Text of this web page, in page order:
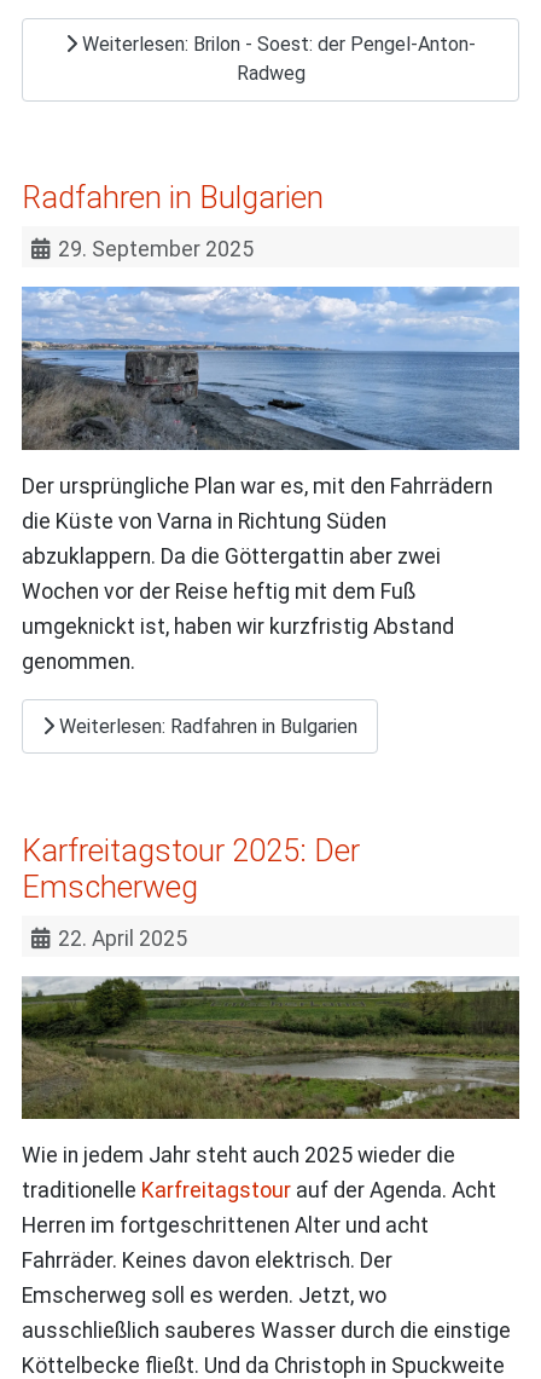
Weiterlesen: Brilon - Soest: der Pengel-Anton-
Radweg
Radfahren in Bulgarien
29. September 2025
Der ursprüngliche Plan war es, mit den Fahrrädern
die Küste von Varna in Richtung Süden
abzuklappern. Da die Göttergattin aber zwei
Wochen vor der Reise heftig mit dem Fuß
umgeknickt ist, haben wir kurzfristig Abstand
genommen.
Weiterlesen: Radfahren in Bulgarien
Karfreitagstour 2025: Der
Emscherweg
22. April 2025
Wie in jedem Jahr steht auch 2025 wieder die
traditionelle Karfreitagstour auf der Agenda. Acht
Herren im fortgeschrittenen Alter und acht
Fahrräder. Keines davon elektrisch. Der
Emscherweg soll es werden. Jetzt, wo
ausschließlich sauberes Wasser durch die einstige
Köttelbecke fließt. Und da Christoph in Spuckweite